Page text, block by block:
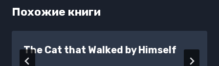
Похожие книги
The Cat that Walked by Himself